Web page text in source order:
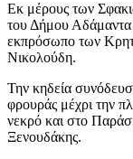
Εκ μέρους των
του Δήμου
εκπρόσωπο των
Νικολούδη.
Την κηδεία
φρουράς μέχρι την
νεκρό και στο
Ξενουδάκης.